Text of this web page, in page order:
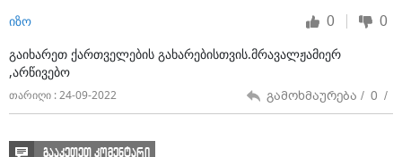
ჯგუფში პირველი ადგილის დაკავება იმასაც ნიშნავს,
უფრო ძლიერ, C ლიგაში ითამაშებს.
იზო 0 0
გაიხარეთ ქართველების გახარებისთვის.მრავალჟამიერ
,არწივებო
თარიღი : 24-09-2022 გამოხმაურება / 0 /
გააკეთეთ კომენტარი